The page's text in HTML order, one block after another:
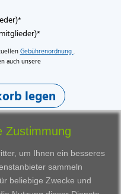
Gebührenordnung.
auch unsere
legen
Zustimmung
um Ihnen ein besseres
sammeln
beliebige Zwecke und